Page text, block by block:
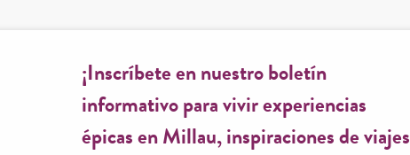
¡Inscríbete en nuestro boletín
informativo para vivir experiencias
épicas en Millau, inspiraciones de viajes